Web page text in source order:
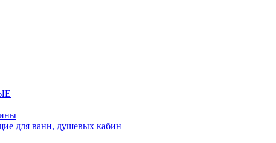
для ванн, душевых кабин